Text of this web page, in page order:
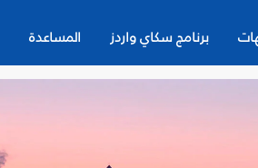
برنامج سكاي واردز المساعدة